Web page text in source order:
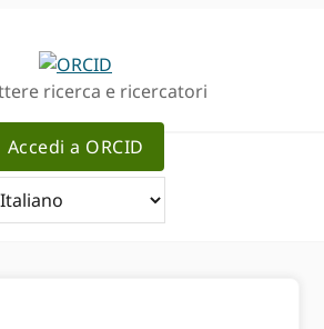
ricerca e ricercatori
Accedi a ORCID